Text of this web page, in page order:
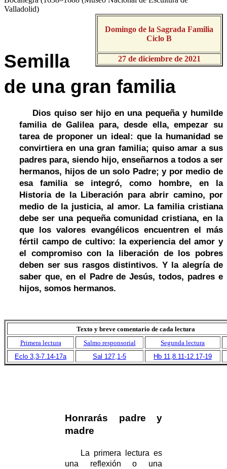
Domingo de la Sagrada Familia
Ciclo B
27 de diciembre de 2021
Semilla
de una gran familia
Dios quiso ser hijo en una pequeña y humilde
familia de Galilea para, desde ella, empezar su
tarea de proponer un ideal: que la humanidad se
convirtiera en una gran familia; quiso amar a sus
padres para, siendo hijo, enseñarnos a todos a ser
hermanos, hijos de un solo Padre; y por medio de
esa familia se integró, como hombre, en la
Historia de la Liberación para abrir camino, por
medio de la justicia, al amor. La familia cristiana
debe ser una pequeña comunidad cristiana, en la
que los valores evangélicos encuentren el más
fértil campo de cultivo: la experiencia del amor y
el compromiso con la liberación de los pobres
deben ser sus rasgos distintivos. Y la alegría de
saber que, en el Padre de Jesús, todos, padres e
hijos, somos hermanos.
Texto y breve comentario de cada lectura
Primera lectura
Salmo responsorial
Segunda lectura
Eclo 3,3-7.14-17a
Sal 127,1-5 Hb 11,8.11-12.17-19
Honrarás padre y
madre
La primera lectura es
una reflexión o una